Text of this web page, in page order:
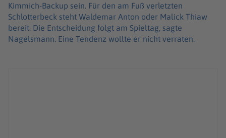
Kimmich-Backup sein. Für den am Fuß verletzten
Schlotterbeck steht Waldemar Anton oder Malick Thiaw
bereit. Die Entscheidung folgt am Spieltag, sagte
Nagelsmann. Eine Tendenz wollte er nicht verraten.